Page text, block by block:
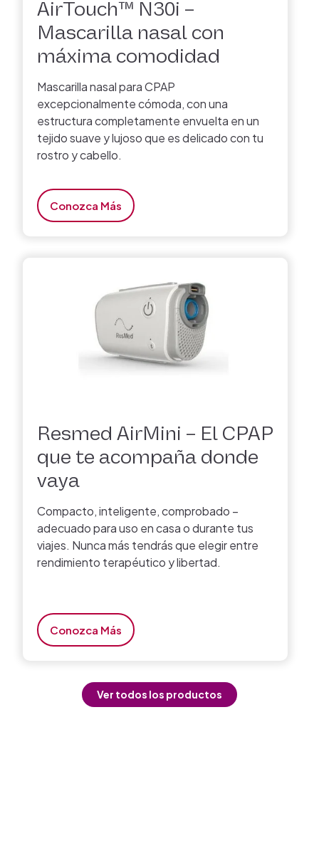
AirTouch™ N30i –
Mascarilla nasal con
máxima comodidad
Mascarilla nasal para CPAP
excepcionalmente cómoda, con una
estructura completamente envuelta en un
tejido suave y lujoso que es delicado con tu
rostro y cabello.
Conozca Más
Resmed AirMini – El CPAP
que te acompaña donde
vaya
Compacto, inteligente, comprobado –
adecuado para uso en casa o durante tus
viajes. Nunca más tendrás que elegir entre
rendimiento terapéutico y libertad.
Conozca Más
Ver todos los productos